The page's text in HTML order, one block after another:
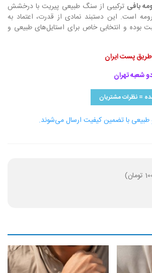
بافی ترکیبی از سنگ طبیعی پیریت با درخشش
است. این دستبند نمادی از قدرت، اعتماد به
و انتخابی خاص برای استایل‌های طبیعی و
طریق پست ایران
شعبه تهران
= نظرات مشتریان
با تضمین کیفیت ارسال می‌شوند.
)